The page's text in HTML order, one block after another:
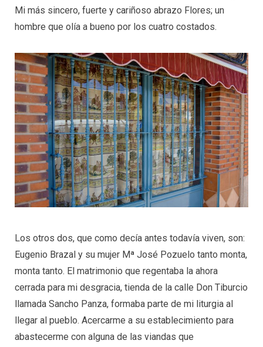
Mi más sincero, fuerte y cariñoso abrazo Flores; un
hombre que olía a bueno por los cuatro costados.
Los otros dos, que como decía antes todavía viven, son:
Eugenio Brazal y su mujer Mª José Pozuelo tanto monta,
monta tanto. El matrimonio que regentaba la ahora
cerrada para mi desgracia, tienda de la calle Don Tiburcio
llamada Sancho Panza, formaba parte de mi liturgia al
llegar al pueblo. Acercarme a su establecimiento para
abastecerme con alguna de las viandas que